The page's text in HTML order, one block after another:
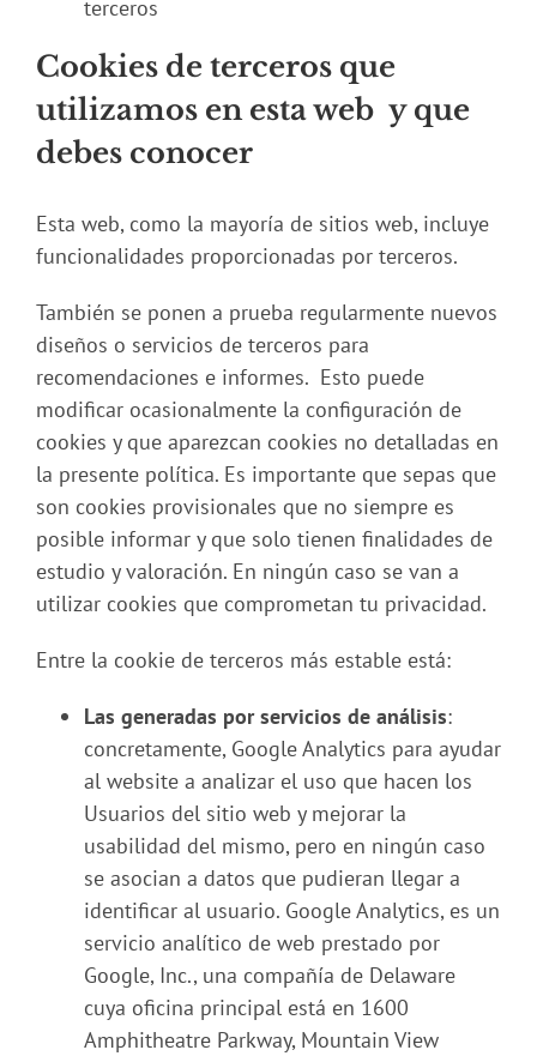
terceros
Cookies de terceros que
utilizamos en esta web y que
debes conocer
Esta web, como la mayoría de sitios web, incluye
funcionalidades proporcionadas por terceros.
También se ponen a prueba regularmente nuevos
diseños o servicios de terceros para
recomendaciones e informes. Esto puede
modificar ocasionalmente la configuración de
cookies y que aparezcan cookies no detalladas en
la presente política. Es importante que sepas que
son cookies provisionales que no siempre es
posible informar y que solo tienen finalidades de
estudio y valoración. En ningún caso se van a
utilizar cookies que comprometan tu privacidad.
Entre la cookie de terceros más estable está:
Las generadas por servicios de análisis:
concretamente, Google Analytics para ayudar
al website a analizar el uso que hacen los
Usuarios del sitio web y mejorar la
usabilidad del mismo, pero en ningún caso
se asocian a datos que pudieran llegar a
identificar al usuario. Google Analytics, es un
servicio analítico de web prestado por
Google, Inc., una compañía de Delaware
cuya oficina principal está en 1600
Amphitheatre Parkway, Mountain View